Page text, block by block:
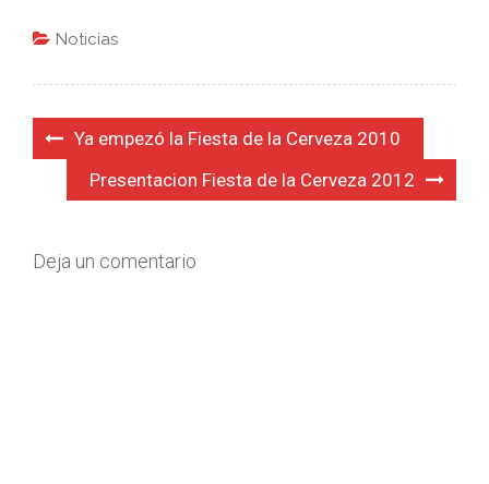
Noticias
Navegación
de
entradas
Ya empezó la Fiesta de la Cerveza 2010
Presentacion Fiesta de la Cerveza 2012
Deja un comentario